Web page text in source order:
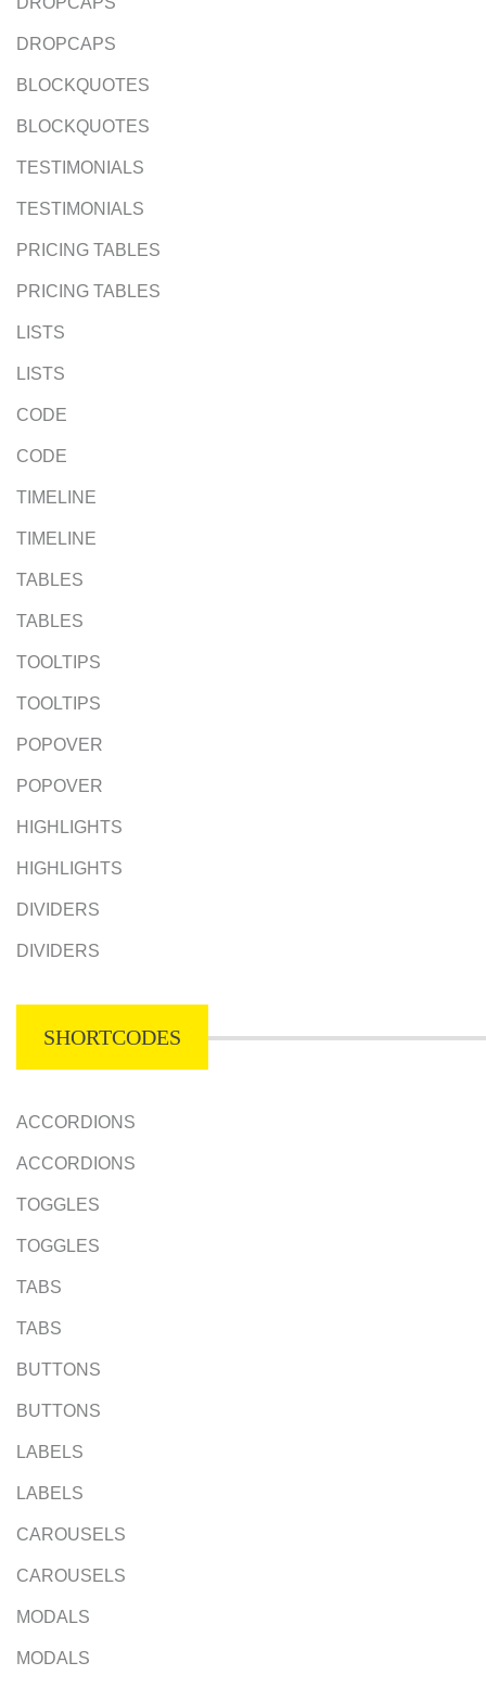
DROPCAPS
BLOCKQUOTES
BLOCKQUOTES
TESTIMONIALS
TESTIMONIALS
PRICING TABLES
PRICING TABLES
LISTS
LISTS
CODE
CODE
TIMELINE
TIMELINE
TABLES
TABLES
TOOLTIPS
TOOLTIPS
POPOVER
POPOVER
HIGHLIGHTS
HIGHLIGHTS
DIVIDERS
DIVIDERS
SHORTCODES
ACCORDIONS
ACCORDIONS
TOGGLES
TOGGLES
TABS
TABS
BUTTONS
BUTTONS
LABELS
LABELS
CAROUSELS
CAROUSELS
MODALS
MODALS